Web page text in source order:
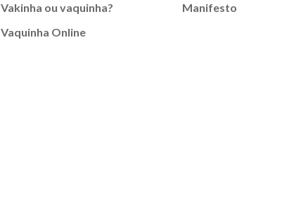
Vakinha ou vaquinha?
Vaquinha Online
Manifesto